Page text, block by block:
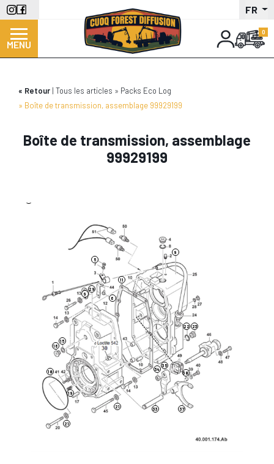
Aller
au
contenu
principal
FR
MENU
Retour Tous les articles
Packs Eco Log
Boîte de transmission, assemblage 99929199
Boîte de transmission, assemblage
99929199
23
16
9
9
21
21
29
34
38
22
15
11
18
35
37
5
19
33
6